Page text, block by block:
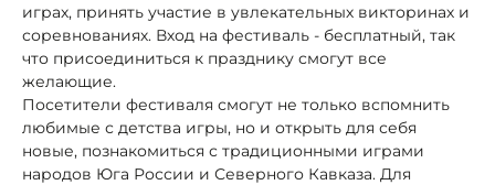
играх, принять участие в увлекательных викторинах и
соревнованиях. Вход на фестиваль - бесплатный, так
что присоединиться к празднику смогут все
желающие.
Посетители фестиваля смогут не только вспомнить
любимые с детства игры, но и открыть для себя
новые, познакомиться с традиционными играми
народов Юга России и Северного Кавказа. Для